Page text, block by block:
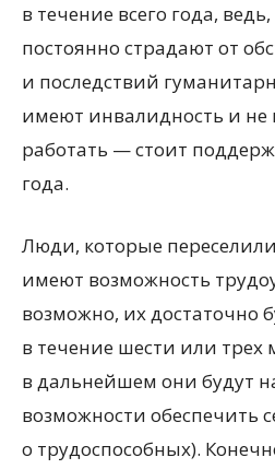
в течение всего года,
постоянно страдают от
и последствий
имеют инвалидность и не
работать — стоит
года.
Люди, которые
имеют возможность
возможно, их достаточно
в течение шести или трех
в дальнейшем они будут
возможности обеспечить
о трудоспособных).